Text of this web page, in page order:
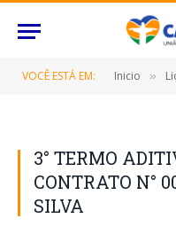
VOCÊ ESTÁ EM: Inicio »
3° TERMO
CONTRATO N°
SILVA